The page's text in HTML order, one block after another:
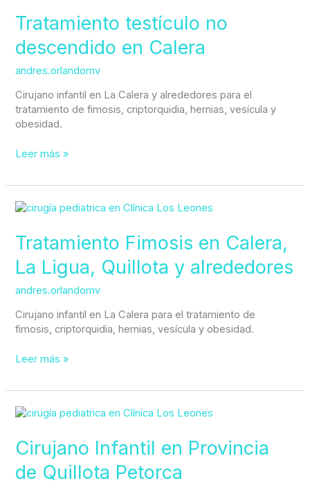
Tratamiento testículo no
descendido en Calera
andres.orlandomv
Cirujano infantil en La Calera y alrededores para el
tratamiento de fimosis, criptorquidia, hernias, vesícula y
obesidad.
no
descendido
en
Leer más »
Tratamiento Fimosis en Calera,
La Ligua, Quillota y alrededores
andres.orlandomv
Cirujano infantil en La Calera para el tratamiento de
fimosis, criptorquidia, hernias, vesícula y obesidad.
Tratamiento
en
Calera,
La
Quillota
y
alrededores
Leer más »
Cirujano Infantil en Provincia
de Quillota Petorca
Cirujano
en
Provincia
de